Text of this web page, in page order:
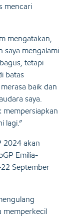
mencari
mengatakan,
saya mengalami
tetapi
batas
baik dan
saya.
mempersiapkan
lagi.”
2024 akan
Emilia-
September
memperkecil